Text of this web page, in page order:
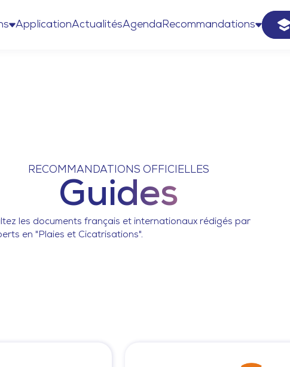
ApplicationActualitésAgenda Recommandations
RECOMMANDATIONS OFFICIELLES
Guides
les documents français et internationaux rédigés par
en "Plaies et Cicatrisations".